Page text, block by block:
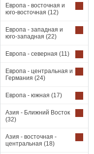
Европа - восточная и
юго-восточная (12)
Европа - западная и
юго-западная (22)
Европа - северная (11)
Европа - центральная и
Германия (24)
Европа - южная (17)
Азия - Ближний Восток
(32)
Азия - восточная -
центральная (18)